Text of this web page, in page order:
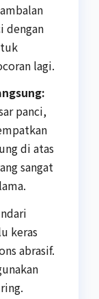
dengan
lagi.
panci,
di atas
sangat
keras
abrasif.